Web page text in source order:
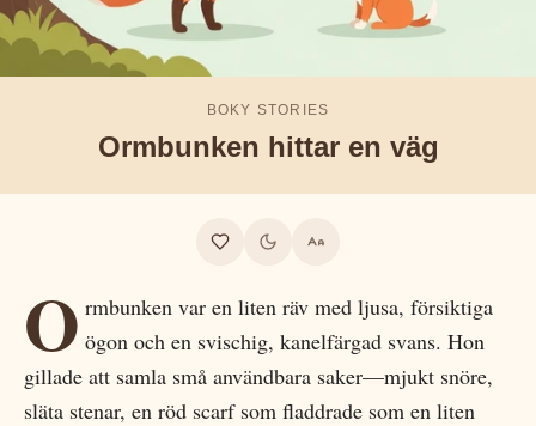
BOKY STORIES
Ormbunken hittar en väg
O rmbunken var en liten räv med ljusa, försiktiga
ögon och en svischig, kanelfärgad svans. Hon
gillade att samla små användbara saker—mjukt snöre,
släta stenar, en röd scarf som fladdrade som en liten